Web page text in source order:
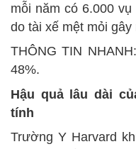
mỗi năm có 6.000
do tài xế mệt mỏi gây
THÔNG TIN
48%.
Hậu quả lâu dài
tính
Trường Y Harvard